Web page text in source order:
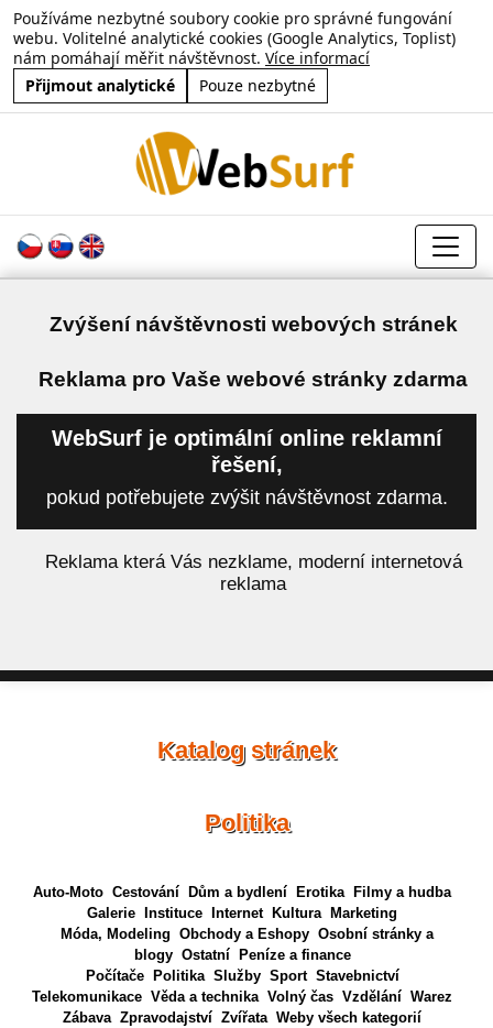
Používáme nezbytné soubory cookie pro správné fungování
webu. Volitelné analytické cookies (Google Analytics, Toplist)
nám pomáhají měřit návštěvnost. Více informací
Přijmout analytické
Pouze nezbytné
Zvýšení návštěvnosti webových stránek
Reklama pro Vaše webové stránky zdarma
WebSurf je optimální online reklamní
řešení,
pokud potřebujete zvýšit návštěvnost zdarma.
Reklama která Vás nezklame, moderní internetová
reklama
Katalog stránek
Politika
Auto-Moto Cestování Dům a bydlení Erotika
Filmy a hudba
Galerie
Instituce Internet Kultura
Marketing
Móda, Modeling Obchody a Eshopy Osobní stránky a
blogy Ostatní
Peníze a finance
Počítače
Politika Služby Sport Stavebnictví
Telekomunikace Věda a technika Volný čas Vzdělání Warez
Zábava Zpravodajství Zvířata Weby všech kategorií